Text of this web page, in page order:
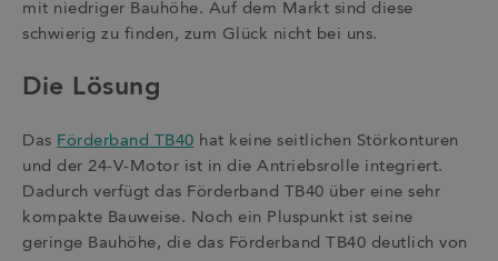
mit niedriger Bauhöhe. Auf dem Markt sind diese
schwierig zu finden, zum Glück nicht bei uns.
Die Lösung
Das Förderband TB40 hat keine seitlichen Störkonturen
und der 24-V-Motor ist in die Antriebsrolle integriert.
Dadurch verfügt das Förderband TB40 über eine sehr
kompakte Bauweise. Noch ein Pluspunkt ist seine
geringe Bauhöhe, die das Förderband TB40 deutlich von